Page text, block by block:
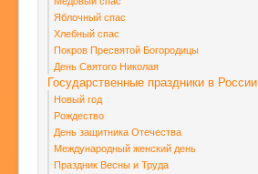
Яблочный спас
Хлебный спас
Покров Пресвятой Богородицы
День Святого Николая
Государственные праздники в России
Новый год
Рождество
День защитника Отечества
Международный женский день
Праздник Весны и Труда